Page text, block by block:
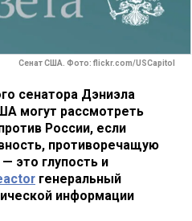
Сенат США. Фото: flickr.com/USCapitol
сенатора Дэниэла
могут рассмотреть
России, если
противоречащую
это глупость и
генеральный
информации